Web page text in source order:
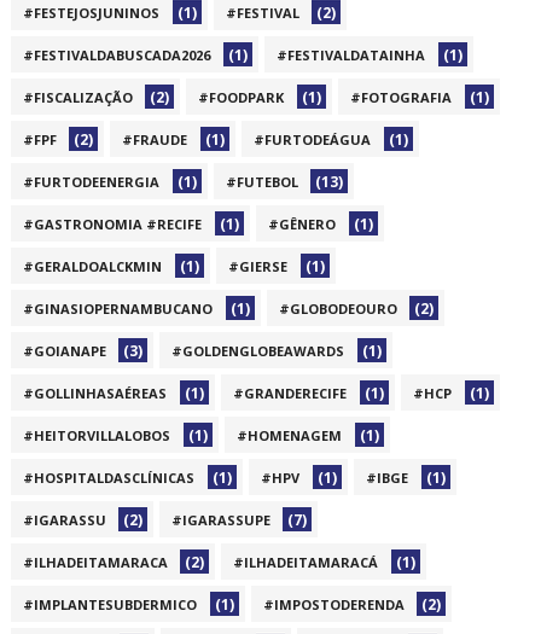
#FESTEJOSJUNINOS (1) #FESTIVAL (2)
#FESTIVALDABUSCADA2026 (1) #FESTIVALDATAINHA (1)
#FISCALIZAÇÃO (2) #FOODPARK (1) #FOTOGRAFIA (1)
#FPF (2) #FRAUDE (1) #FURTODEÁGUA (1)
#FURTODEENERGIA (1) #FUTEBOL (13)
#GASTRONOMIA #RECIFE (1) #GÊNERO (1)
#GERALDOALCKMIN (1) #GIERSE (1)
#GINASIOPERNAMBUCANO (1) #GLOBODEOURO (2)
#GOIANAPE (3) #GOLDENGLOBEAWARDS (1)
#GOLLINHASAÉREAS (1) #GRANDERECIFE (1) #HCP (1)
#HEITORVILLALOBOS (1) #HOMENAGEM (1)
#HOSPITALDASCLÍNICAS (1) #HPV (1) #IBGE (1)
#IGARASSU (2) #IGARASSUPE (7)
#ILHADEITAMARACA (2) #ILHADEITAMARACÁ (1)
#IMPLANTESUBDERMICO (1) #IMPOSTODERENDA (2)